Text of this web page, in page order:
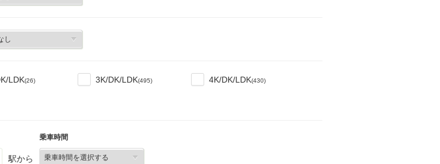
LDK(26) 3K/DK/LDK(495) 4K/DK/LDK(430)
駅から
乗車時間